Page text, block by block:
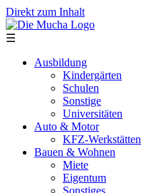
Direkt zum Inhalt
☰
Ausbildung
Kindergärten
Schulen
Sonstige
Universitäten
Auto & Motor
KFZ-Werkstätten
Bauen & Wohnen
Miete
Eigentum
Sonstiges